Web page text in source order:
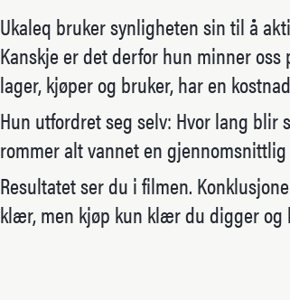
Ukaleq bruker synligheten sin til å
Kanskje er det derfor hun minner
lager, kjøper og bruker, har en
Hun utfordret seg selv: Hvor lang
rommer alt vannet en
Resultatet ser du i filmen.
klær, men kjøp kun klær du digger og